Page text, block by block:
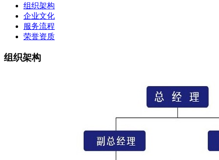
组织架构
企业文化
服务流程
荣誉资质
组织架构